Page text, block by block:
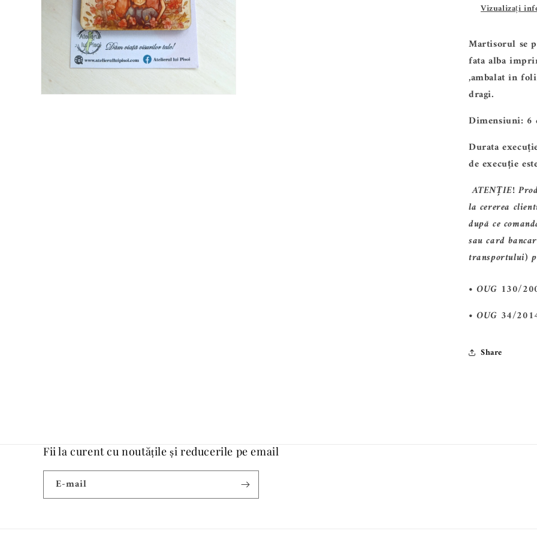
-
cu
3
baieti-
ALTP
23
Vizualizați
Martisorul se
fata alba
,ambalat în
dragi.
Dimensiuni: 6
Durata
de execuție
ATENȚIE!
la cererea
după ce
saucard
transportului)
• OUG 130/
• OUG 34/
Share
Fii la curent cu noutățile și reducerile pe email
E-mail